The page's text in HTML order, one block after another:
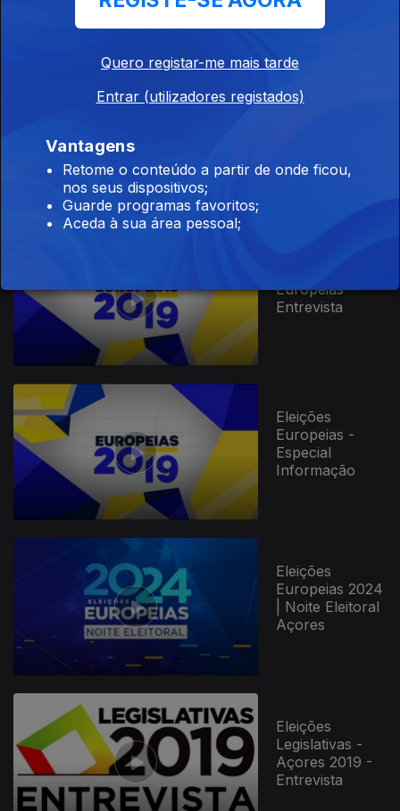
Eleições
Eleitoral
Europeias -
Entrevista
Eleições
Europeias -
Especial
Informação
Eleições
Europeias 2024
| Noite Eleitoral
Açores
Eleições
Legislativas -
Açores 2019 -
Entrevista
Quero registar-me mais tarde
Entrar (utilizadores registados)
Vantagens
Retome o conteúdo a partir de onde ficou,
nos seus dispositivos;
Guarde programas favoritos;
Aceda à sua área pessoal;